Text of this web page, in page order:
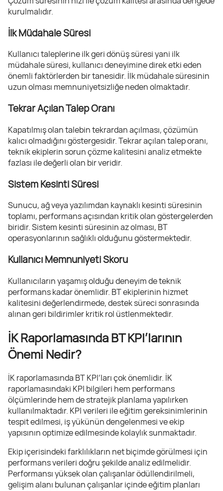
kurulmalıdır.
İlk Müdahale Süresi
Kullanıcı taleplerine ilk geri dönüş süresi yani ilk
müdahale süresi, kullanıcı deneyimine direk etki eden
önemli faktörlerden bir tanesidir. İlk müdahale süresinin
uzun olması memnuniyetsizliğe neden olmaktadır.
Tekrar Açılan Talep Oranı
Kapatılmış olan talebin tekrardan açılması, çözümün
kalıcı olmadığını göstergesidir. Tekrar açılan talep oranı,
teknik ekiplerin sorun çözme kalitesini analiz etmekte
fazlası ile değerli olan bir veridir.
Sistem Kesinti Süresi
Sunucu, ağ veya yazılımdan kaynaklı kesinti süresinin
toplamı, performans açısından kritik olan göstergelerden
biridir. Sistem kesinti süresinin az olması, BT
operasyonlarının sağlıklı olduğunu göstermektedir.
Kullanıcı Memnuniyeti Skoru
Kullanıcıların yaşamış olduğu deneyim de teknik
performans kadar önemlidir. BT ekiplerinin hizmet
kalitesini değerlendirmede, destek süreci sonrasında
alınan geri bildirimler kritik rol üstlenmektedir.
İK Raporlamasında BT KPI’larının
Önemi Nedir?
İK raporlamasında BT KPI’ları çok önemlidir. İK
raporlamasındaki KPI bilgileri hem performans
ölçümlerinde hem de stratejik planlama yapılırken
kullanılmaktadır. KPI verileri ile eğitim gereksinimlerinin
tespit edilmesi, iş yükünün dengelenmesi ve ekip
yapısının optimize edilmesinde kolaylık sunmaktadır.
Ekip içerisindeki farklılıkların net biçimde görülmesi için
performans verileri doğru şekilde analiz edilmelidir.
Performansı yüksek olan çalışanlar ödüllendirilmeli,
gelişim alanı bulunan çalışanlar içinde eğitim planları